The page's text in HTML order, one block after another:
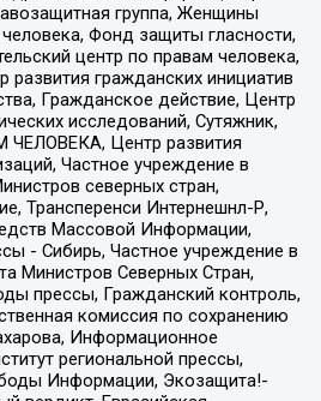
группа, Женщины
Фонд защиты гласности,
центр по правам человека,
развития гражданских инициатив
Гражданское действие, Центр
исследований, Сутяжник,
Центр развития
Частное учреждение в
северных стран,
Трансперенси Интернешнл-Р,
Массовой Информации,
- Сибирь, Частное учреждение в
Министров Северных Стран,
прессы, Гражданский контроль,
комиссия по сохранению
Информационное
региональной прессы,
Информации, Экозащита!-